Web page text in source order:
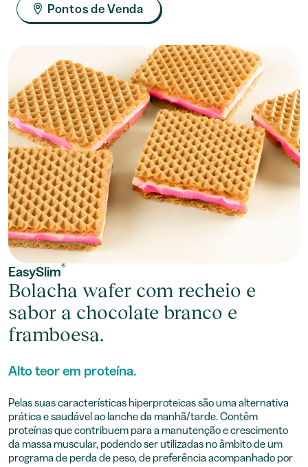
Pontos de Venda
EasySlim®
Bolacha wafer com recheio e
sabor a chocolate branco e
framboesa.
Alto teor em proteína.
Pelas suas características hiperproteicas são uma alternativa
prática e saudável ao lanche da manhã/tarde. Contêm
proteínas que contribuem para a manutenção e crescimento
da massa muscular, podendo ser utilizadas no âmbito de um
programa de perda de peso, de preferência acompanhado por